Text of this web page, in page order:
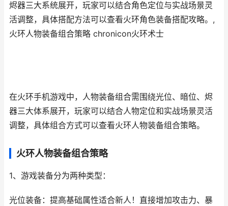
烬器三大系统展开，玩家可以结合角色定位与实战场景灵
活调整，具体搭配方法可以查看火环角色装备搭配攻略。,
火环人物装备组合策略 chronicon火环术士
在火环手机游戏中，人物装备组合需围绕光位、暗位、烬
器三大体系展开，玩家可以结合人物定位和实战场景灵活
调整，具体组合方式可以查看火环人物装备组合策略。
火环人物装备组合策略
1、游戏装备分为两种类型：
光位装备：提高基础属性适合新人！直接增加攻击力、暴